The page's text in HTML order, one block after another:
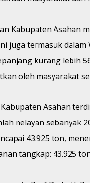
Kabupaten Asahan
juga termasuk
kurang lebih
oleh masyarakat
Asahan
nelayan sebanyak
43.925 ton,
tangkap: 43.925